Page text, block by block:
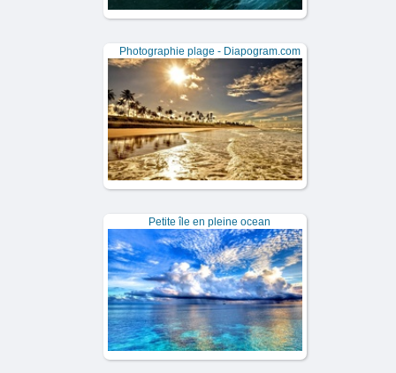
Photographie plage - Diapogram.com
Petite île en pleine ocean